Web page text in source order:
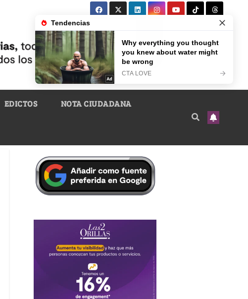
EDICTOS NOTA CIUDADANA